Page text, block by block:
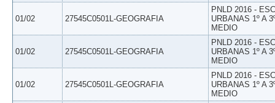
01/02 27545C0501L-GEOGRAFIA
PNLD 2016 -
URBANAS 1º A
MEDIO
01/02 27545C0501L-GEOGRAFIA
PNLD 2016 -
URBANAS 1º A
MEDIO
01/02 27545C0501L-GEOGRAFIA
PNLD 2016 -
URBANAS 1º A
MEDIO